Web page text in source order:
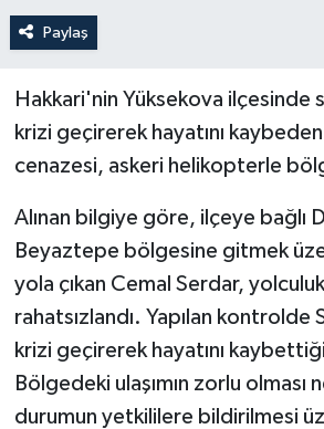
Paylaş
Hakkari'nin Yüksekova ilçesinde
krizi geçirerek hayatını
cenazesi, askeri helikopterle
Alınan bilgiye göre, ilçeye bağlı
Beyaztepe bölgesine gitmek
yola çıkan Cemal Serdar, yolculuk
rahatsızlandı. Yapılan kontrolde
krizi geçirerek hayatını
Bölgedeki ulaşımın zorlu olması
durumun yetkililere bildirilmesi